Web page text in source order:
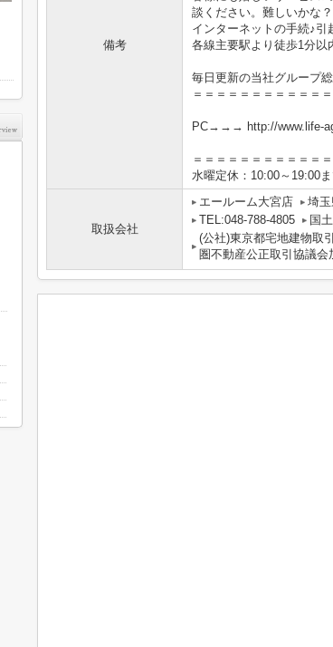
備考
談ください。難しいかな
インターネットの手続♪
各線主要駅より徒歩1分
毎日更新の当社グループ
＝＝＝＝＝＝＝＝＝＝＝
PC→→→ http://www.life-
＝＝＝＝＝＝＝＝＝＝＝
水曜定休：10:00～19:00
取扱会社
エールーム大宮店
埼
TEL:048-788-4805
国
(公社)東京都宅地建物取
圏不動産公正取引協議会